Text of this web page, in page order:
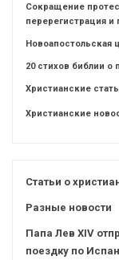
Сокращение
перерегистрация и
Новоапостольская
20 стихов библии о
Христианские
Христианские
Статьи о
Разные новости
Папа Лев XIV
поездку по